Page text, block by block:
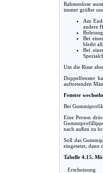
Rahmenlose
immer größer
Am
andere
Bohrung
Bei
bleibt
Bei
Um die Risse
Doppelfenster
auftretenden
Fenster wechseln
Bei
Eine Person
nach außen zu
Soll das
eingesetzt, dann
Tabelle 4.15.
Erscheinung